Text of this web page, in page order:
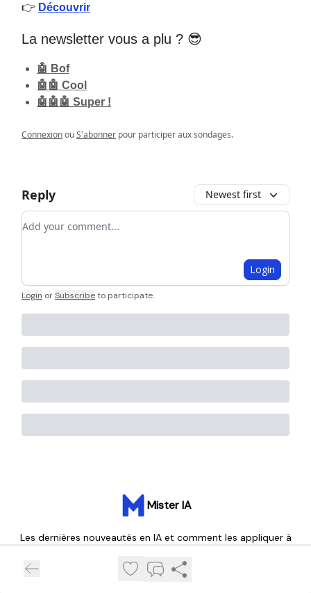
👉 Découvrir
La newsletter vous a plu ? 😎
🤖 Bof
🤖🤖 Cool
🤖🤖🤖 Super !
ConnexionouS'abonner pour participer aux sondages.
Reply Newest first
Add your comment
Login
Login orSubscribeto participate.
Mister IA
Les dernières nouveautés en IA et comment les appliquer à
lecteurs hebdomadaires